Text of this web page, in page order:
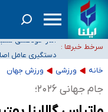
سرخط خبرها :
سیدحسن خمینی عزادار شد
دستگیری عامل
نباید تفسیرهای سلیقه‌ای از
و کشورمان نیست/ نظام سلامت
خانه ورزشی ورزش جهان
جام جهانی ۲۰۲۶؛